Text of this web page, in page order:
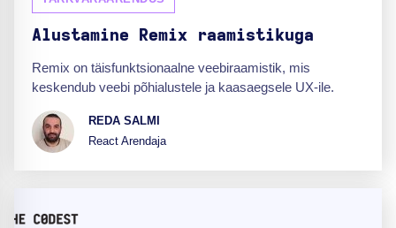
Alustamine Remix raamistikuga
Remix on täisfunktsionaalne veebiraamistik, mis
keskendub veebi põhialustele ja kaasaegsele UX-ile.
REDA SALMI
React Arendaja